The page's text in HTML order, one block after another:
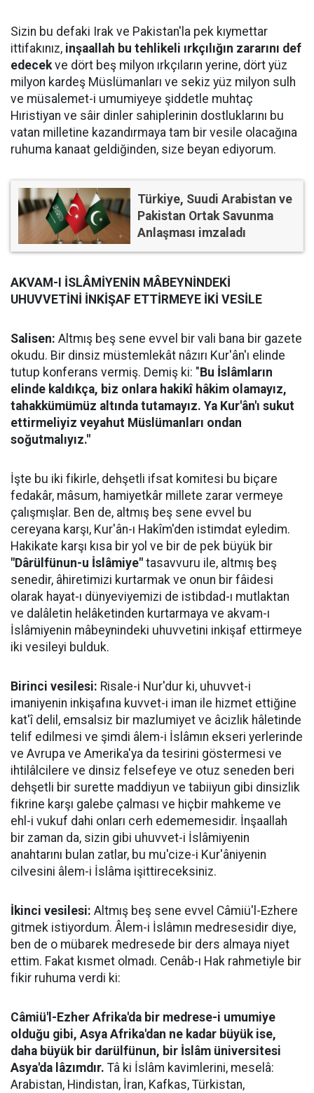
Sizin bu defaki Irak ve Pakistan'la pek kıymettar
ittifakınız, inşaallah bu tehlikeli ırkçılığın zararını def
edecekve dört beş milyon ırkçıların yerine, dört yüz
milyon kardeş Müslümanları ve sekiz yüz milyon sulh
ve müsalemet-i umumiyeye şiddetle muhtaç
Hıristiyan ve sâir dinler sahiplerinin dostluklarını bu
vatan milletine kazandırmaya tam bir vesile olacağına
ruhuma kanaat geldiğinden, size beyan ediyorum.
Türkiye, Suudi Arabistan ve
Pakistan Ortak Savunma
Anlaşması imzaladı
AKVAM-I İSLÂMİYENİN MÂBEYNİNDEKİ
UHUVVETİNİ İNKİŞAF ETTİRMEYE İKİ VESİLE
Salisen: Altmış beş sene evvel bir vali bana bir gazete
okudu. Bir dinsiz müstemlekât nâzırı Kur'ân'ı elinde
tutup konferans vermiş. Demiş ki: " Bu İslâmların
elinde kaldıkça, biz onlara hakikî hâkim olamayız,
tahakkümümüz altında tutamayız. Ya Kur'ân'ı sukut
ettirmeliyiz veyahut Müslümanları ondan
soğutmalıyız."
İşte bu iki fikirle, dehşetli ifsat komitesi bu biçare
fedakâr, mâsum, hamiyetkâr millete zarar vermeye
çalışmışlar. Ben de, altmış beş sene evvel bu
cereyana karşı, Kur'ân-ı Hakîm'den istimdat eyledim.
Hakikate karşı kısa bir yol ve bir de pek büyük bir
"Dârülfünun-u İslâmiye" tasavvuru ile, altmış beş
senedir, âhiretimizi kurtarmak ve onun bir fâidesi
olarak hayat-ı dünyeviyemizi de istibdad-ı mutlaktan
ve dalâletin helâketinden kurtarmaya ve akvam-ı
İslâmiyenin mâbeynindeki uhuvvetini inkişaf ettirmeye
iki vesileyi bulduk.
Birinci vesilesi: Risale-i Nur'dur ki, uhuvvet-i
imaniyenin inkişafına kuvvet-i iman ile hizmet ettiğine
kat'î delil, emsalsiz bir mazlumiyet ve âcizlik hâletinde
telif edilmesi ve şimdi âlem-i İslâmın ekseri yerlerinde
ve Avrupa ve Amerika'ya da tesirini göstermesi ve
ihtilâlcilere ve dinsiz felsefeye ve otuz seneden beri
dehşetli bir surette maddiyun ve tabiiyun gibi dinsizlik
fikrine karşı galebe çalması ve hiçbir mahkeme ve
ehl-i vukuf dahi onları cerh edememesidir. İnşaallah
bir zaman da, sizin gibi uhuvvet-i İslâmiyenin
anahtarını bulan zatlar, bu mu'cize-i Kur'âniyenin
cilvesini âlem-i İslâma işittireceksiniz.
İkinci vesilesi: Altmış beş sene evvel Câmiü'l-Ezhere
gitmek istiyordum. Âlem-i İslâmın medresesidir diye,
ben de o mübarek medresede bir ders almaya niyet
ettim. Fakat kısmet olmadı. Cenâb-ı Hak rahmetiyle bir
fikir ruhuma verdi ki:
Câmiü'l-Ezher Afrika'da bir medrese-i umumiye
olduğu gibi, Asya Afrika'dan ne kadar büyük ise,
daha büyük bir darülfünun, bir İslâm üniversitesi
Asya'da lâzımdır. Tâ ki İslâm kavimlerini, meselâ:
Arabistan, Hindistan, İran, Kafkas, Türkistan,